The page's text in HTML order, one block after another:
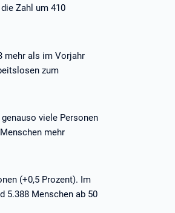
Zahl um 410
mehr als im Vorjahr
zum
viele Personen
mehr
(+0,5 Prozent). Im
5.388 Menschen ab 50